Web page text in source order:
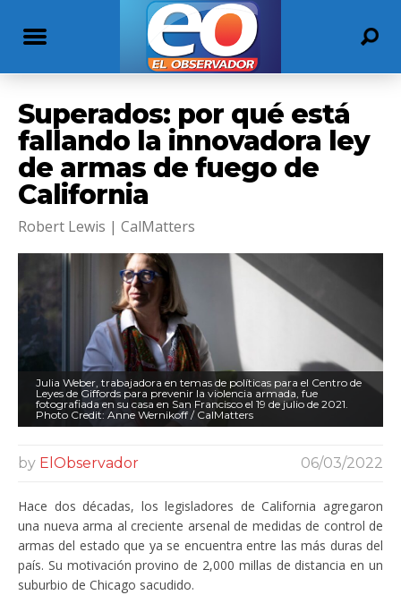
Superados: por qué está
fallando la innovadora ley
de armas de fuego de
California
Robert Lewis | CalMatters
Julia Weber, trabajadora en temas de políticas para el Centro de
Leyes de Giffords para prevenir la violencia armada, fue
fotografiada en su casa en San Francisco el 19 de julio de 2021.
Photo Credit: Anne Wernikoff / CalMatters
by ElObservador 06/03/2022
Hace dos décadas, los legisladores de California agregaron
una nueva arma al creciente arsenal de medidas de control de
armas del estado que ya se encuentra entre las más duras del
país. Su motivación provino de 2,000 millas de distancia en un
suburbio de Chicago sacudido.